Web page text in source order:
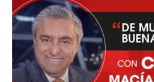
Tu correo electrónico
Guardar mi nombre, correo
web en este navegador para la
haga un comentario.